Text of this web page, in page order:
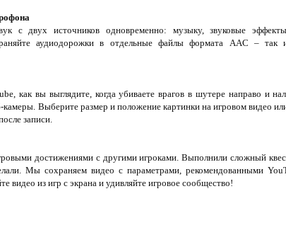
с двух источников одновременно: музыку, звуковые
аудиодорожки в отдельные файлы формата AAC – так
как вы выглядите, когда убиваете врагов в шутере направо и
камеры. Выберите размер и положение картинки на игровом видео
записи.
достижениями с другими игроками. Выполнили сложный
Мы сохраняем видео с параметрами, рекомендованными
видео из игр с экрана и удивляйте игровое сообщество!